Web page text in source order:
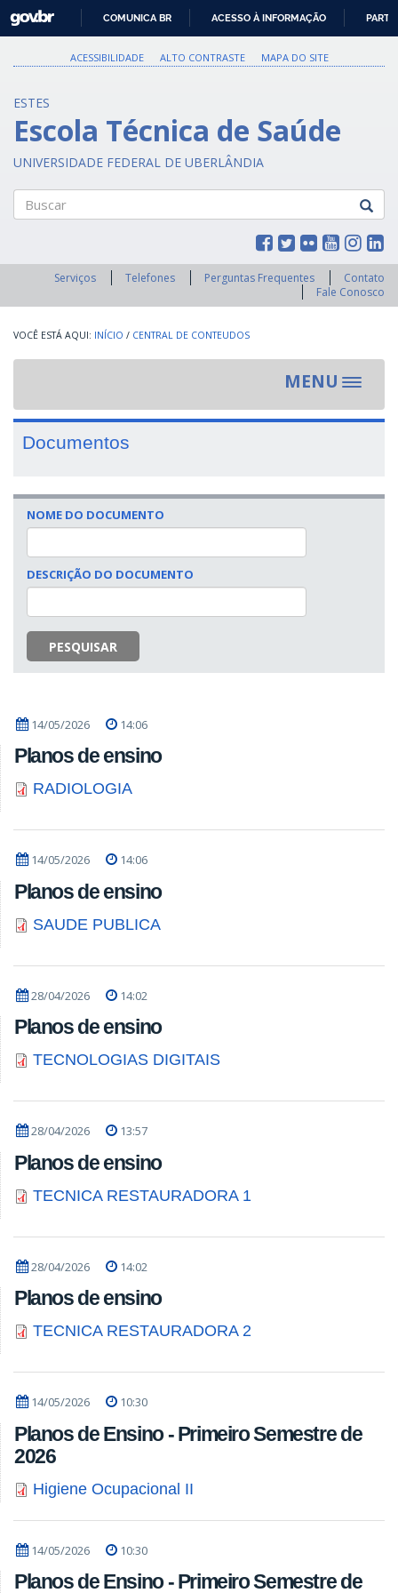
PARA
O
GOVBR
COMUNICA BR ACESSO À INFORMAÇÃO
ACESSIBILIDADE ALTO CONTRASTE MAPA DO SITE
ESTES
Escola Técnica de Saúde
UNIVERSIDADE FEDERAL DE UBERLÂNDIA
Serviços Telefones Perguntas Frequentes
Contato
Fale Conosco
INÍCIO / CENTRAL DE CONTEUDOS
MENU
Toggle
Documentos
NOME DO DOCUMENTO
DESCRIÇÃO DO DOCUMENTO
PESQUISAR
14/05/2026 14:06
Planos de ensino
RADIOLOGIA
14/05/2026 14:06
Planos de ensino
SAUDE PUBLICA
28/04/2026 14:02
Planos de ensino
TECNOLOGIAS DIGITAIS
28/04/2026 13:57
Planos de ensino
TECNICA RESTAURADORA 1
28/04/2026 14:02
Planos de ensino
TECNICA RESTAURADORA 2
14/05/2026 10:30
Planos de Ensino - Primeiro Semestre de
2026
Higiene Ocupacional II
14/05/2026 10:30
Planos de Ensino - Primeiro Semestre de